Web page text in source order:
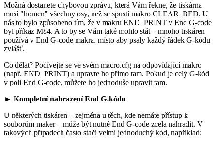
Možná dostanete chybovou zprávu, která Vám řekne, že tiskárna
musí "homen" všechny osy, než se spustí makro CLEAR_BED. U
nás to bylo způsobeno tím, že v makru END_PRINT v End G-code
byl příkaz M84. A to by se Vám také mohlo stát – mnoho tiskáren
používá v End G-code makra, místo aby psaly každý řádek G-kódu
zvlášť.
Co dělat? Podívejte se ve svém macro.cfg na odpovídající makro
(např. END_PRINT) a upravte ho přímo tam. Pokud je celý G-kód
v poli End G-code, můžete ho jednoduše upravit tam.
► Kompletní nahrazení End G-kódu
U některých tiskáren – zejména u těch, kde nemáte přístup k
souborům maker – může být nutné End G-code zcela nahradit. V
takových případech často stačí velmi jednoduchý kód, například: